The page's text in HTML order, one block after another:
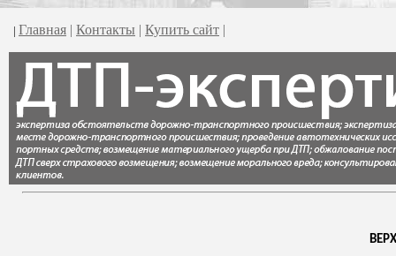
| Главная | Контакты | Купить сайт |